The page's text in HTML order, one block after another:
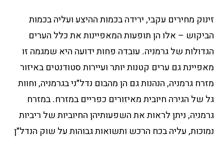
זינוק מחירים עקבי, ירידה בכמות ההיצע ועליה בכמות
הביקוש – אלו הן תופעות המאפיינות את כלל הערים
הגדולות של גרמניה. עובדה פחות ידועה היא שמגמה זו
מאפיינת גם ערים קטנות יותר ועיירות סטודנטים באיזור
מזרח גרמניה, הנהנות גם הן מהבום נדל״ני בגרמניה, וחוות
גל של הגירה חיובית מאיזורים כפריים במזרח. במזרח
גרמניה, ניתן לראות את השפעותיהן החיוביות של ריביות
נמוכות, עליה בכח הרכש ותשואות גבוהות על שוק הנדל״ן